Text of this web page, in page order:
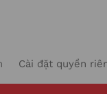
Cài đặt quyền